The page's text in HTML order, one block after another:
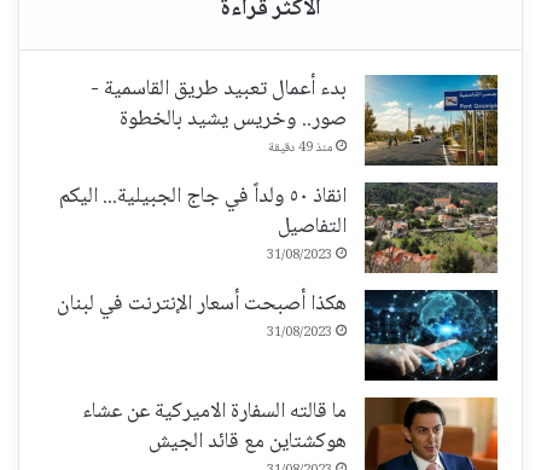
بدء أعمال تعبيد طريق القاسمية -
صور.. وخريس يشيد بالخطوة
منذ 49 دقيقة
انقاذ ٥٠ ولداً في جاج الجبيلية... اليكم
التفاصيل
31/08/2023
هكذا أصبحت أسعار الإنترنت في لبنان
31/08/2023
ما قالته السفارة الاميركية عن عشاء
هوكشتاين مع قائد الجيش